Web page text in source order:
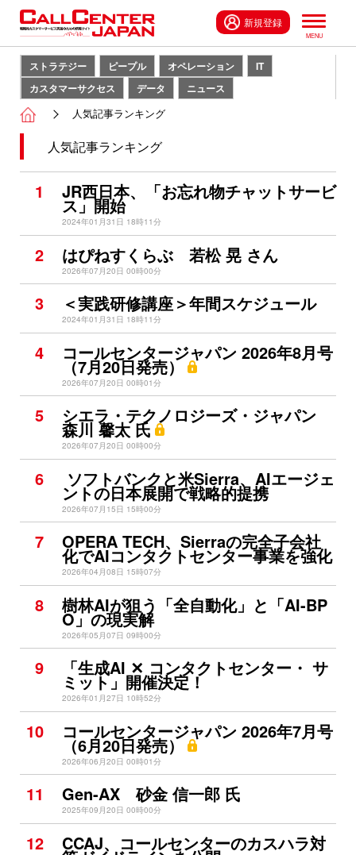
新規登録
ストラテジー ピープル オペレーション
IT
カスタマーサクセス
データ ニュース
人気記事ランキング
人気記事ランキング
1 JR西日本、「お忘れ物チャットサービ
ス」開始
2024年01月31日 18時11分
2 はぴねすくらぶ 若松 晃 さん
2026年07月20日 00時00分
3 ＜実践研修講座＞年間スケジュール
2024年01月31日 18時11分
4 コールセンタージャパン 2026年8月号
（7月20日発売）
2026年07月20日 00時01分
5 シエラ・テクノロジーズ・ジャパン
森川 馨太 氏
2026年07月20日 00時00分
6 ソフトバンクと米Sierra、AIエージェ
ントの日本展開で戦略的提携
2026年07月15日 15時00分
7 OPERA TECH、Sierraの完全子会社
化でAIコンタクトセンター事業を強化
2026年04月08日 15時07分
8 樹林AIが狙う「全自動化」と「AI-BP
O」の現実解
2026年05月07日 09時00分
9 「生成AI ✕ コンタクトセンター・ サ
ミット」開催決定！
2026年01月27日 10時52分
10 コールセンタージャパン 2026年7月号
（6月20日発売）
2026年06月20日 00時01分
11 Gen-AX 砂金 信一郎 氏
2025年09月20日 00時00分
12 CCAJ、コールセンターのカスハラ対